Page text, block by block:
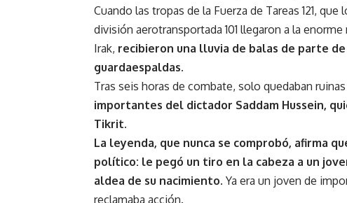
Cuando las tropas de la Fuerza de Tareas 121,
división aerotransportada 101 llegaron a la
Irak, recibieron una lluvia de balas de parte
guardaespaldas.
Tras seis horas de combate, solo quedaban
importantes del dictador Saddam Hussein,
Tikrit.
La leyenda, que nunca se comprobó, afirma
político: le pegó un tiro en la cabeza a un
aldea de su nacimiento. Ya era un joven de
reclamaba acción.